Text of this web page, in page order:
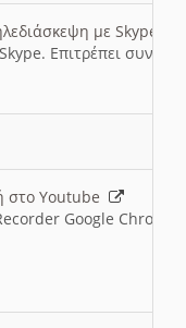
με Skype
Επιτρέπει
στο Youtube
Google Chrome